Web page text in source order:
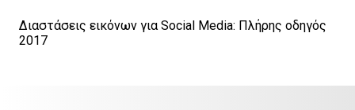
Διαστάσεις εικόνων για Social Media: Πλήρης οδηγός
2017